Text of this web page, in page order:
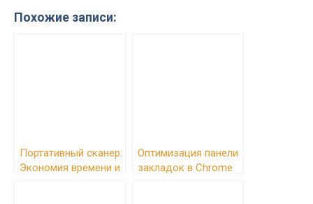
Похожие записи:
Портативный сканер:
Экономия времени и
Оптимизация панели
закладок в Chrome